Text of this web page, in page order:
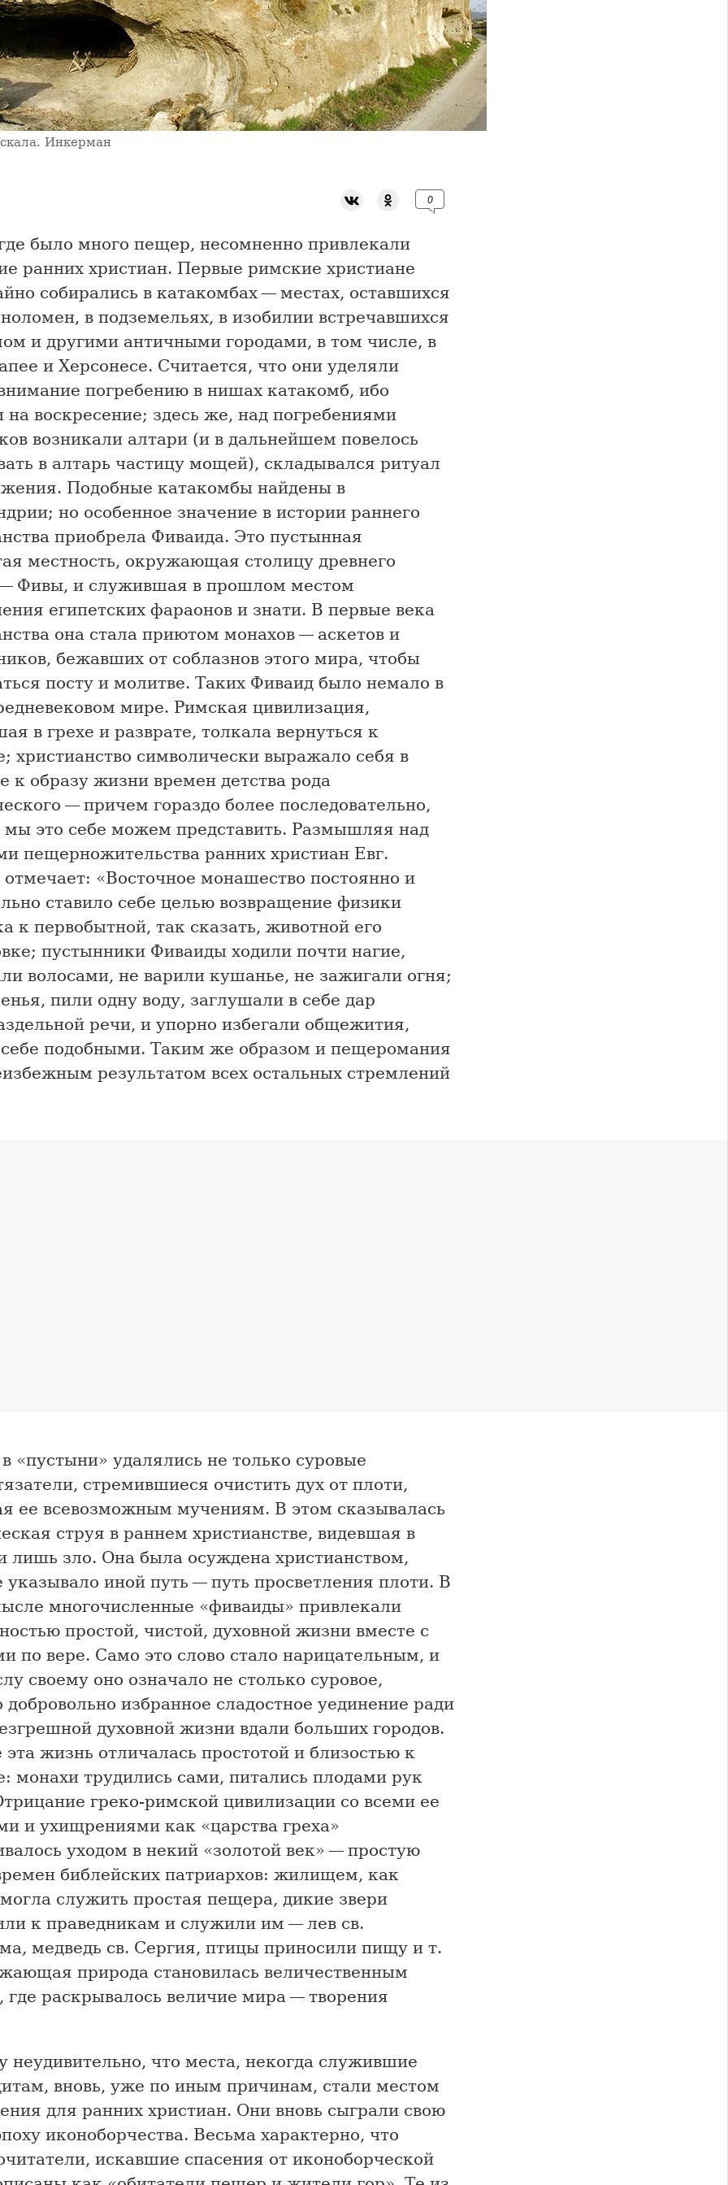
Инкерман
0
было много пещер, несомненно привлекали
ранних христиан. Первые римские христиане
собирались в катакомбах — местах, оставшихся
в подземельях, в изобилии встречавшихся
и другими античными городами, в том числе, в
и Херсонесе. Считается, что они уделяли
погребению в нишах катакомб, ибо
на воскресение; здесь же, над погребениями
возникали алтари (и в дальнейшем повелось
в алтарь частицу мощей), складывался ритуал
Подобные катакомбы найдены в
но особенное значение в истории раннего
приобрела Фиваида. Это пустынная
местность, окружающая столицу древнего
Фивы, и служившая в прошлом местом
египетских фараонов и знати. В первые века
она стала приютом монахов — аскетов и
бежавших от соблазнов этого мира, чтобы
посту и молитве. Таких Фиваид было немало в
мире. Римская цивилизация,
в грехе и разврате, толкала вернуться к
христианство символически выражало себя в
к образу жизни времен детства рода
— причем гораздо более последовательно,
это себе можем представить. Размышляя над
пещерножительства ранних христиан Евг.
«Восточное монашество постоянно и
ставило себе целью возвращение физики
к первобытной, так сказать, животной его
пустынники Фиваиды ходили почти нагие,
волосами, не варили кушанье, не зажигали огня;
пили одну воду, заглушали в себе дар
речи, и упорно избегали общежития,
себе подобными. Таким же образом и пещеромания
результатом всех остальных стремлений
«пустыни» удалялись не только суровые
стремившиеся очистить дух от плоти,
ее всевозможным мучениям. В этом сказывалась
струя в раннем христианстве, видевшая в
лишь зло. Она была осуждена христианством,
указывало иной путь — путь просветления плоти. В
многочисленные «фиваиды» привлекали
простой, чистой, духовной жизни вместе с
по вере. Само это слово стало нарицательным, и
своему оно означало не столько суровое,
добровольно избранное сладостное уединение ради
духовной жизни вдали больших городов.
жизнь отличалась простотой и близостью к
монахи трудились сами, питались плодами рук
греко-римской цивилизации со всеми ее
и ухищрениями как «царства греха»
уходом в некий «золотой век» — простую
библейских патриархов: жилищем, как
служить простая пещера, дикие звери
к праведникам и служили им — лев св.
медведь св. Сергия, птицы приносили пищу и т.
природа становилась величественным
где раскрывалось величие мира — творения
неудивительно, что места, некогда служившие
вновь, уже по иным причинам, стали местом
для ранних христиан. Они вновь сыграли свою
иконоборчества. Весьма характерно, что
искавшие спасения от иконоборческой